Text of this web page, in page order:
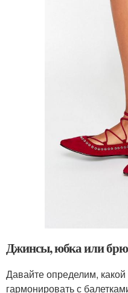
Джинсы, юбка или
Давайте определим,
гармонировать с